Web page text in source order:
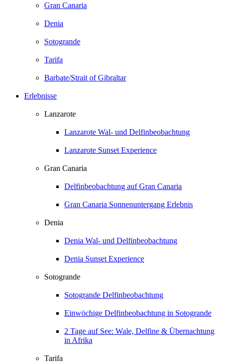
Gran Canaria
Denia
Sotogrande
Tarifa
Barbate/Strait of Gibraltar
Erlebnisse
Lanzarote
Lanzarote Wal- und Delfinbeobachtung
Lanzarote Sunset Experience
Gran Canaria
Delfinbeobachtung auf Gran Canaria
Gran Canaria Sonnenuntergang Erlebnis
Denia
Denia Wal- und Delfinbeobachtung
Denia Sunset Experience
Sotogrande
Sotogrande Delfinbeobachtung
Einwöchige Delfinbeobachtung in Sotogrande
2 Tage auf See: Wale, Delfine & Übernachtung
in Afrika
Tarifa